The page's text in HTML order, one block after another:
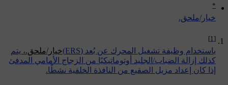
*
‏خيار/ملحق.
[1]
باستخدام وظيفة تشغيل المحرك عن بُعد (ERS) ‏خيار/ملحق.، يتم
كذلك إزالة الضباب/الجليد أوتوماتيكيًا من الزجاج الأمامي المدفئ
إذا كان إعداد مزيل الصقيع من النافذة الخلفية نشطًا.